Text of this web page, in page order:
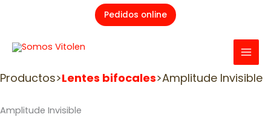
Pedidos online
Productos>Lentes bifocales>Amplitude Invisible
Amplitude Invisible